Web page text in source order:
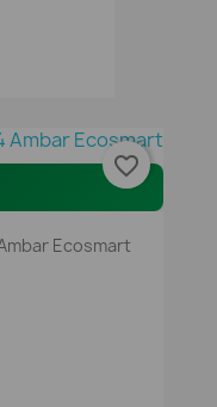
Ecosmart
favorite_border